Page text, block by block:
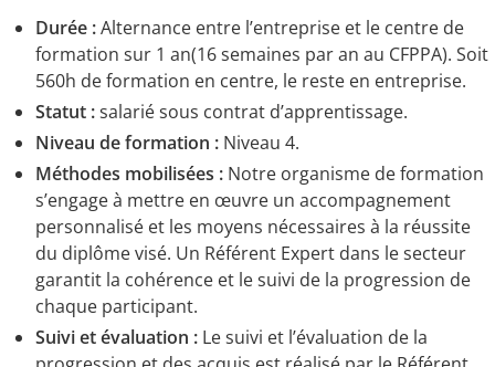
Durée :Alternance entre l’entreprise et le centre de
formation sur 1 an(16 semaines par an au CFPPA). Soit
560h de formation en centre, le reste en entreprise.
Statut :salarié sous contrat d’apprentissage.
Niveau de formation : Niveau 4.
Méthodes mobilisées : Notre organisme de formation
s’engage à mettre en œuvre un accompagnement
personnalisé et les moyens nécessaires à la réussite
du diplôme visé. Un Référent Expert dans le secteur
garantit la cohérence et le suivi de la progression de
chaque participant.
Suivi et évaluation : Le suivi et l’évaluation de la